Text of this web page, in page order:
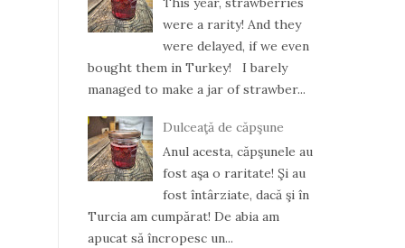
were a rarity! And they
were delayed, if we even
bought them in Turkey! I barely
managed to make a jar of strawber...
Dulceaţă de căpşune
Anul acesta, căpşunele au
fost aşa o raritate! Şi au
fost întârziate, dacă şi în
Turcia am cumpărat! De abia am
apucat să încropesc un...